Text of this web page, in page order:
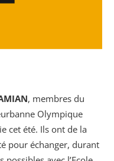
, membres du
Olympique
cet été. Ils ont de la
pour échanger, durant